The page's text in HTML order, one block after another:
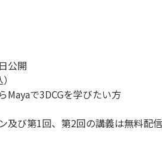
公開
Mayaで3DCGを学びたい方
及び第1回、第2回の講義は無料配信